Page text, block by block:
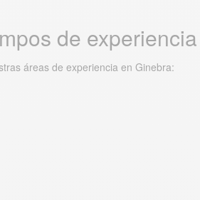
de experiencia
áreas de experiencia en Ginebra: